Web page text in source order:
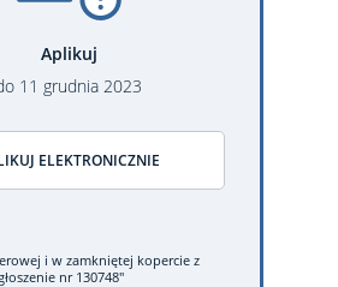
Aplikuj
11 grudnia 2023
ELEKTRONICZNIE
i w zamkniętej kopercie z
nr 130748"